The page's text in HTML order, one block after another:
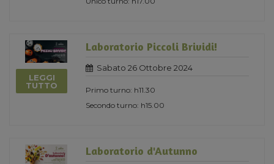
LEGGI
TUTTO
Laboratorio Piccoli Brividi!
Sabato 26 Ottobre 2024
Primo turno: h11.30
Secondo turno: h15.00
Laboratorio d'Autunno